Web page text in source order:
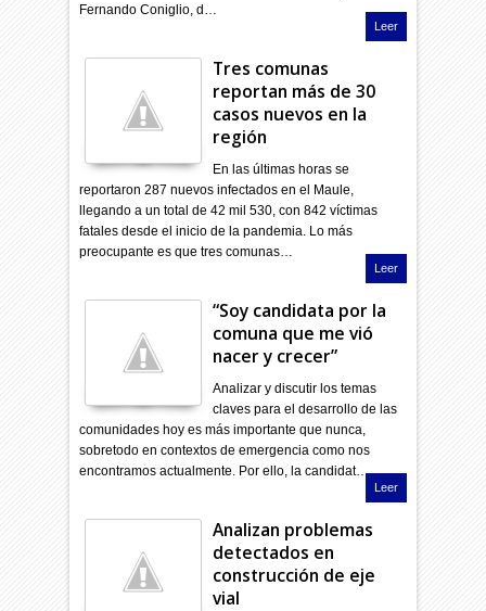
Fernando Coniglio, d…
Leer
Tres comunas
reportan más de 30
casos nuevos en la
región
En las últimas horas se
reportaron 287 nuevos infectados en el Maule,
llegando a un total de 42 mil 530, con 842 víctimas
fatales desde el inicio de la pandemia. Lo más
preocupante es que tres comunas…
Leer
“Soy candidata por la
comuna que me vió
nacer y crecer”
Analizar y discutir los temas
claves para el desarrollo de las
comunidades hoy es más importante que nunca,
sobretodo en contextos de emergencia como nos
encontramos actualmente. Por ello, la candidat…
Leer
Analizan problemas
detectados en
construcción de eje
vial